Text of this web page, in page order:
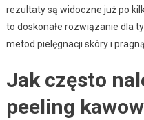
rezultaty są widoczne już po
to doskonałe rozwiązanie dla
metod pielęgnacji skóry i
Jak często
peeling